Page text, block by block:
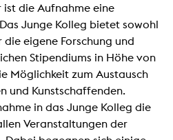
ist die Aufnahme eine
Junge Kolleg bietet sowohl
eigene Forschung und
Stipendiums in Höhe von
Möglichkeit zum Austausch
und Kunstschaffenden.
in das Junge Kolleg die
Veranstaltungen der